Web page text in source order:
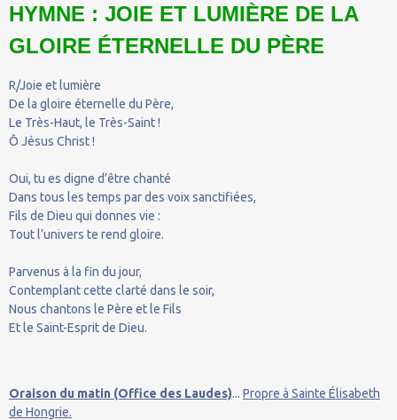
HYMNE : JOIE ET LUMIÈRE DE LA
GLOIRE ÉTERNELLE DU PÈRE
R/Joie et lumière
De la gloire éternelle du Père,
Le Très-Haut, le Très-Saint !
Ô Jésus Christ !
Oui, tu es digne d’être chanté
Dans tous les temps par des voix sanctifiées,
Fils de Dieu qui donnes vie :
Tout l’univers te rend gloire.
Parvenus à la fin du jour,
Contemplant cette clarté dans le soir,
Nous chantons le Père et le Fils
Et le Saint-Esprit de Dieu.
Oraison du matin (Office des Laudes)... Propre à Sainte Élisabeth
de Hongrie.